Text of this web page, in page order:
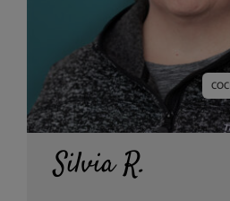
Silvia R.